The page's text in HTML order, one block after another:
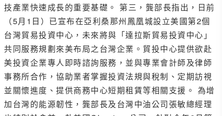
技產業快速成長的重要基礎。 第三，龔部長指出，日前
（5月1日）已宣布在亞利桑那州鳳凰城設立美國第2個
台灣貿易投資中心，未來將與「達拉斯貿易投資中心」
共同服務規劃來美布局之台灣企業。貿投中心提供欲赴
美投資企業專人即時諮詢服務，並與專業會計師及律師
事務所合作，協助業者掌握投資法規與稅制、定期訪視
並關懷進度、提供商務中心短期租賃等相關支援。 為增
加台灣的能源韌性，龔部長及台灣中油公司張敏總經理